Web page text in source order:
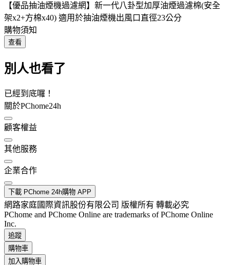
【優品抽油煙機過濾網】新一代八卦型加厚油煙過濾棉(安全
架x2+方棉x40) 適用於抽油煙機出風口直徑23公分
購物須知
查看
別人也看了
已經到底囉！
關於PChome24h
顧客權益
其他服務
企業合作
下載 PChome 24h購物 APP
網路家庭國際資訊股份有限公司 版權所有 轉載必究
PChome and PChome Online are trademarks of PChome Online
Inc.
追蹤
購物車
加入購物車